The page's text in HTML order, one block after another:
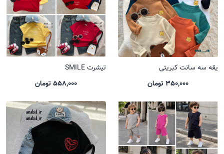
یقه سه سانت کبریتی
350,000 تومان
تیشرت SMILE
558,000 تومان